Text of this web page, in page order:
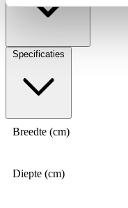
Specificaties
Breedte (cm)
Diepte (cm)